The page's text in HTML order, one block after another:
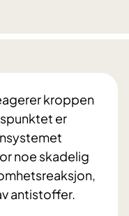
kroppen
er
noe skadelig
antistoffer.